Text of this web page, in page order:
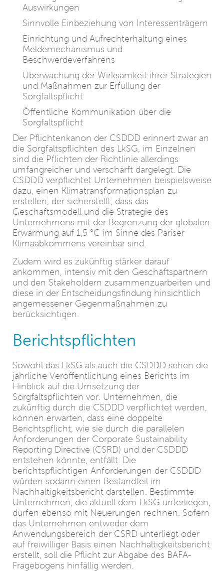
Auswirkungen
Sinnvolle Einbeziehung von Interessenträgern
Einrichtung und Aufrechterhaltung eines
Meldemechanismus und
Beschwerdeverfahrens
Überwachung der Wirksamkeit ihrer Strategien
und Maßnahmen zur Erfüllung der
Sorgfaltspflicht
Öffentliche Kommunikation über die
Sorgfaltspflicht
Der Pflichtenkanon der CSDDD erinnert zwar an
die Sorgfaltspflichten des LkSG, im Einzelnen
sind die Pflichten der Richtlinie allerdings
umfangreicher und verschärft dargelegt. Die
CSDDD verpflichtet Unternehmen beispielsweise
dazu, einen Klimatransformationsplan zu
erstellen, der sicherstellt, dass das
Geschäftsmodell und die Strategie des
Unternehmens mit der Begrenzung der globalen
Erwärmung auf 1,5 °C im Sinne des Pariser
Klimaabkommens vereinbar sind.
Zudem wird es zukünftig stärker darauf
ankommen, intensiv mit den Geschäftspartnern
und den Stakeholdern zusammenzuarbeiten und
diese in der Entscheidungsfindung hinsichtlich
angemessener Gegenmaßnahmen zu
berücksichtigen.
Berichtspflichten
Sowohl das LkSG als auch die CSDDD sehen die
jährliche Veröffentlichung eines Berichts im
Hinblick auf die Umsetzung der
Sorgfaltspflichten vor. Unternehmen, die
zukünftig durch die CSDDD verpflichtet werden,
können erwarten, dass eine doppelte
Berichtspflicht, wie sie durch die parallelen
Anforderungen der Corporate Sustainability
Reporting Directive (CSRD) und der CSDDD
entstehen könnte, entfällt. Die
berichtspflichtigen Anforderungen der CSDDD
würden sodann einen Bestandteil im
Nachhaltigkeitsbericht darstellen. Bestimmte
Unternehmen, die aktuell dem LkSG unterliegen,
dürfen ebenso mit Neuerungen rechnen. Sofern
das Unternehmen entweder dem
Anwendungsbereich der CSRD unterliegt oder
auf freiwilliger Basis einen Nachhaltigkeitsbericht
erstellt, soll die Pflicht zur Abgabe des BAFA-
Fragebogens hinfällig werden.